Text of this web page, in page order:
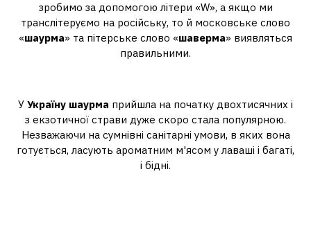
зробимо за допомогою літери «W», а якщо ми
транслітеруємо на російську, то й московське слово
«шаурма» та пітерське слово «шаверма» виявляться
правильними.
У Україну шаурма прийшла на початку двохтисячних і
з екзотичної страви дуже скоро стала популярною.
Незважаючи на сумнівні санітарні умови, в яких вона
готується, ласують ароматним м'ясом у лаваші і багаті,
і бідні.